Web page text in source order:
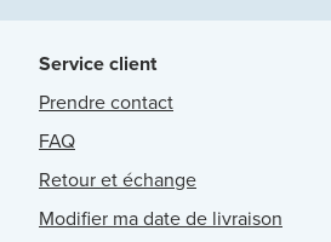
Service client
Prendre contact
FAQ
Retour et échange
Modifier ma date de livraison